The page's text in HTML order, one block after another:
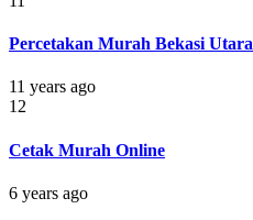
Percetakan Murah Bekasi Utara
11 years ago
12
Cetak Murah Online
6 years ago